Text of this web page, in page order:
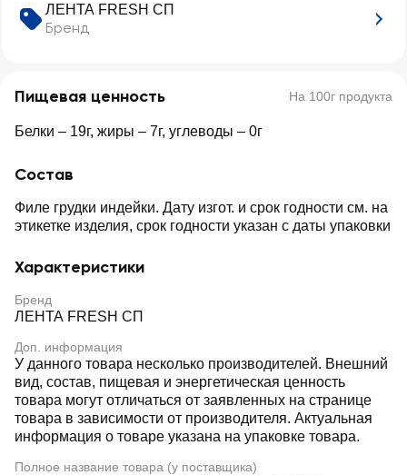
ЛЕНТА FRESH СП
Бренд
Пищевая ценность На 100г продукта
Белки – 19г, жиры – 7г, углеводы – 0г
Состав
Филе грудки индейки. Дату изгот. и срок годности см. на
этикетке изделия, срок годности указан с даты упаковки
Характеристики
Бренд
ЛЕНТА FRESH СП
Доп. информация
У данного товара несколько производителей. Внешний
вид, состав, пищевая и энергетическая ценность
товара могут отличаться от заявленных на странице
товара в зависимости от производителя. Актуальная
информация о товаре указана на упаковке товара.
Полное название товара (у поставщика)